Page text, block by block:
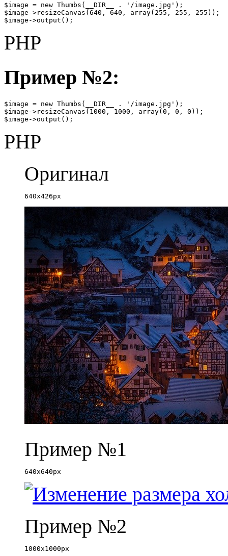
$image = new Thumbs(__DIR__ . '/image.jpg');
$image->resizeCanvas(640, 640, array(255, 255, 255));
$image->output();
PHP
Пример №2:
$image = new Thumbs(__DIR__ . '/image.jpg');
$image->resizeCanvas(1000, 1000, array(0, 0, 0));
$image->output();
PHP
Оригинал
640x426px
Пример №1
640x640px
Пример №2
1000x1000px